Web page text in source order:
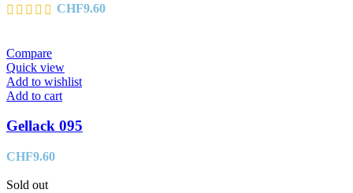
CHF9.60
Compare
Quick view
Add to wishlist
Add to cart
Gellack 095
CHF9.60
Sold out